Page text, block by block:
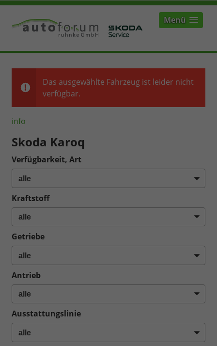
Menü
Das ausgewählte Fahrzeug ist leider nicht
verfügbar.
info
Skoda Karoq
Verfügbarkeit, Art
Kraftstoff
Getriebe
Antrieb
Ausstattungslinie